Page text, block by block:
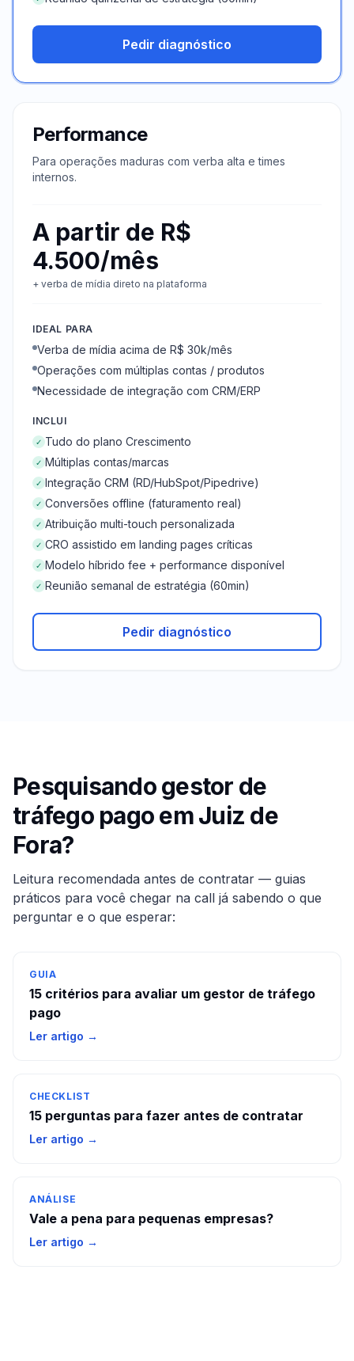
Pedir diagnóstico
Performance
Para operações maduras com verba alta e times
internos.
A partir de R$
4.500/mês
+ verba de mídia direto na plataforma
IDEAL PARA
Verba de mídia acima de R$ 30k/mês
Operações com múltiplas contas / produtos
Necessidade de integração com CRM/ERP
INCLUI
✓ Tudo do plano Crescimento
✓ Múltiplas contas/marcas
✓ Integração CRM (RD/HubSpot/Pipedrive)
✓ Conversões offline (faturamento real)
✓ Atribuição multi-touch personalizada
✓ CRO assistido em landing pages críticas
✓ Modelo híbrido fee + performance disponível
✓ Reunião semanal de estratégia (60min)
Pedir diagnóstico
Pesquisando gestor de
tráfego pago emJuiz de
Fora?
Leitura recomendada antes de contratar — guias
práticos para você chegar na call já sabendo o que
perguntar e o que esperar:
GUIA
15 critérios para avaliar um gestor de tráfego
pago
Ler artigo →
CHECKLIST
15 perguntas para fazer antes de contratar
Ler artigo →
ANÁLISE
Vale a pena para pequenas empresas?
Ler artigo →